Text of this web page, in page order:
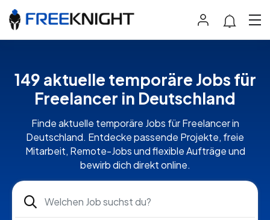
149 aktuelle temporäre Jobs für
Freelancer in Deutschland
Finde aktuelle temporäre Jobs für Freelancer in
Deutschland. Entdecke passende Projekte, freie
Mitarbeit, Remote-Jobs und flexible Aufträge und
bewirb dich direkt online.